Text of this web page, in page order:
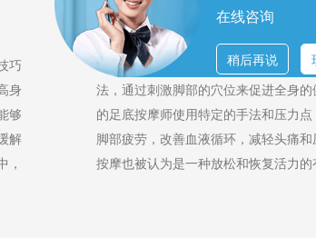
在线咨询
稍后再说
疗
我们
缓解
足底
式。
高端水疗
北京房山区的水疗浴池提供多种水
摩喷头、气泡床和水下按摩椅。这
的按摩作用来放松肌肉，提高血液
力。水疗浴池的水温适中，环境宁
的理想场所。我们还会提供舒缓的